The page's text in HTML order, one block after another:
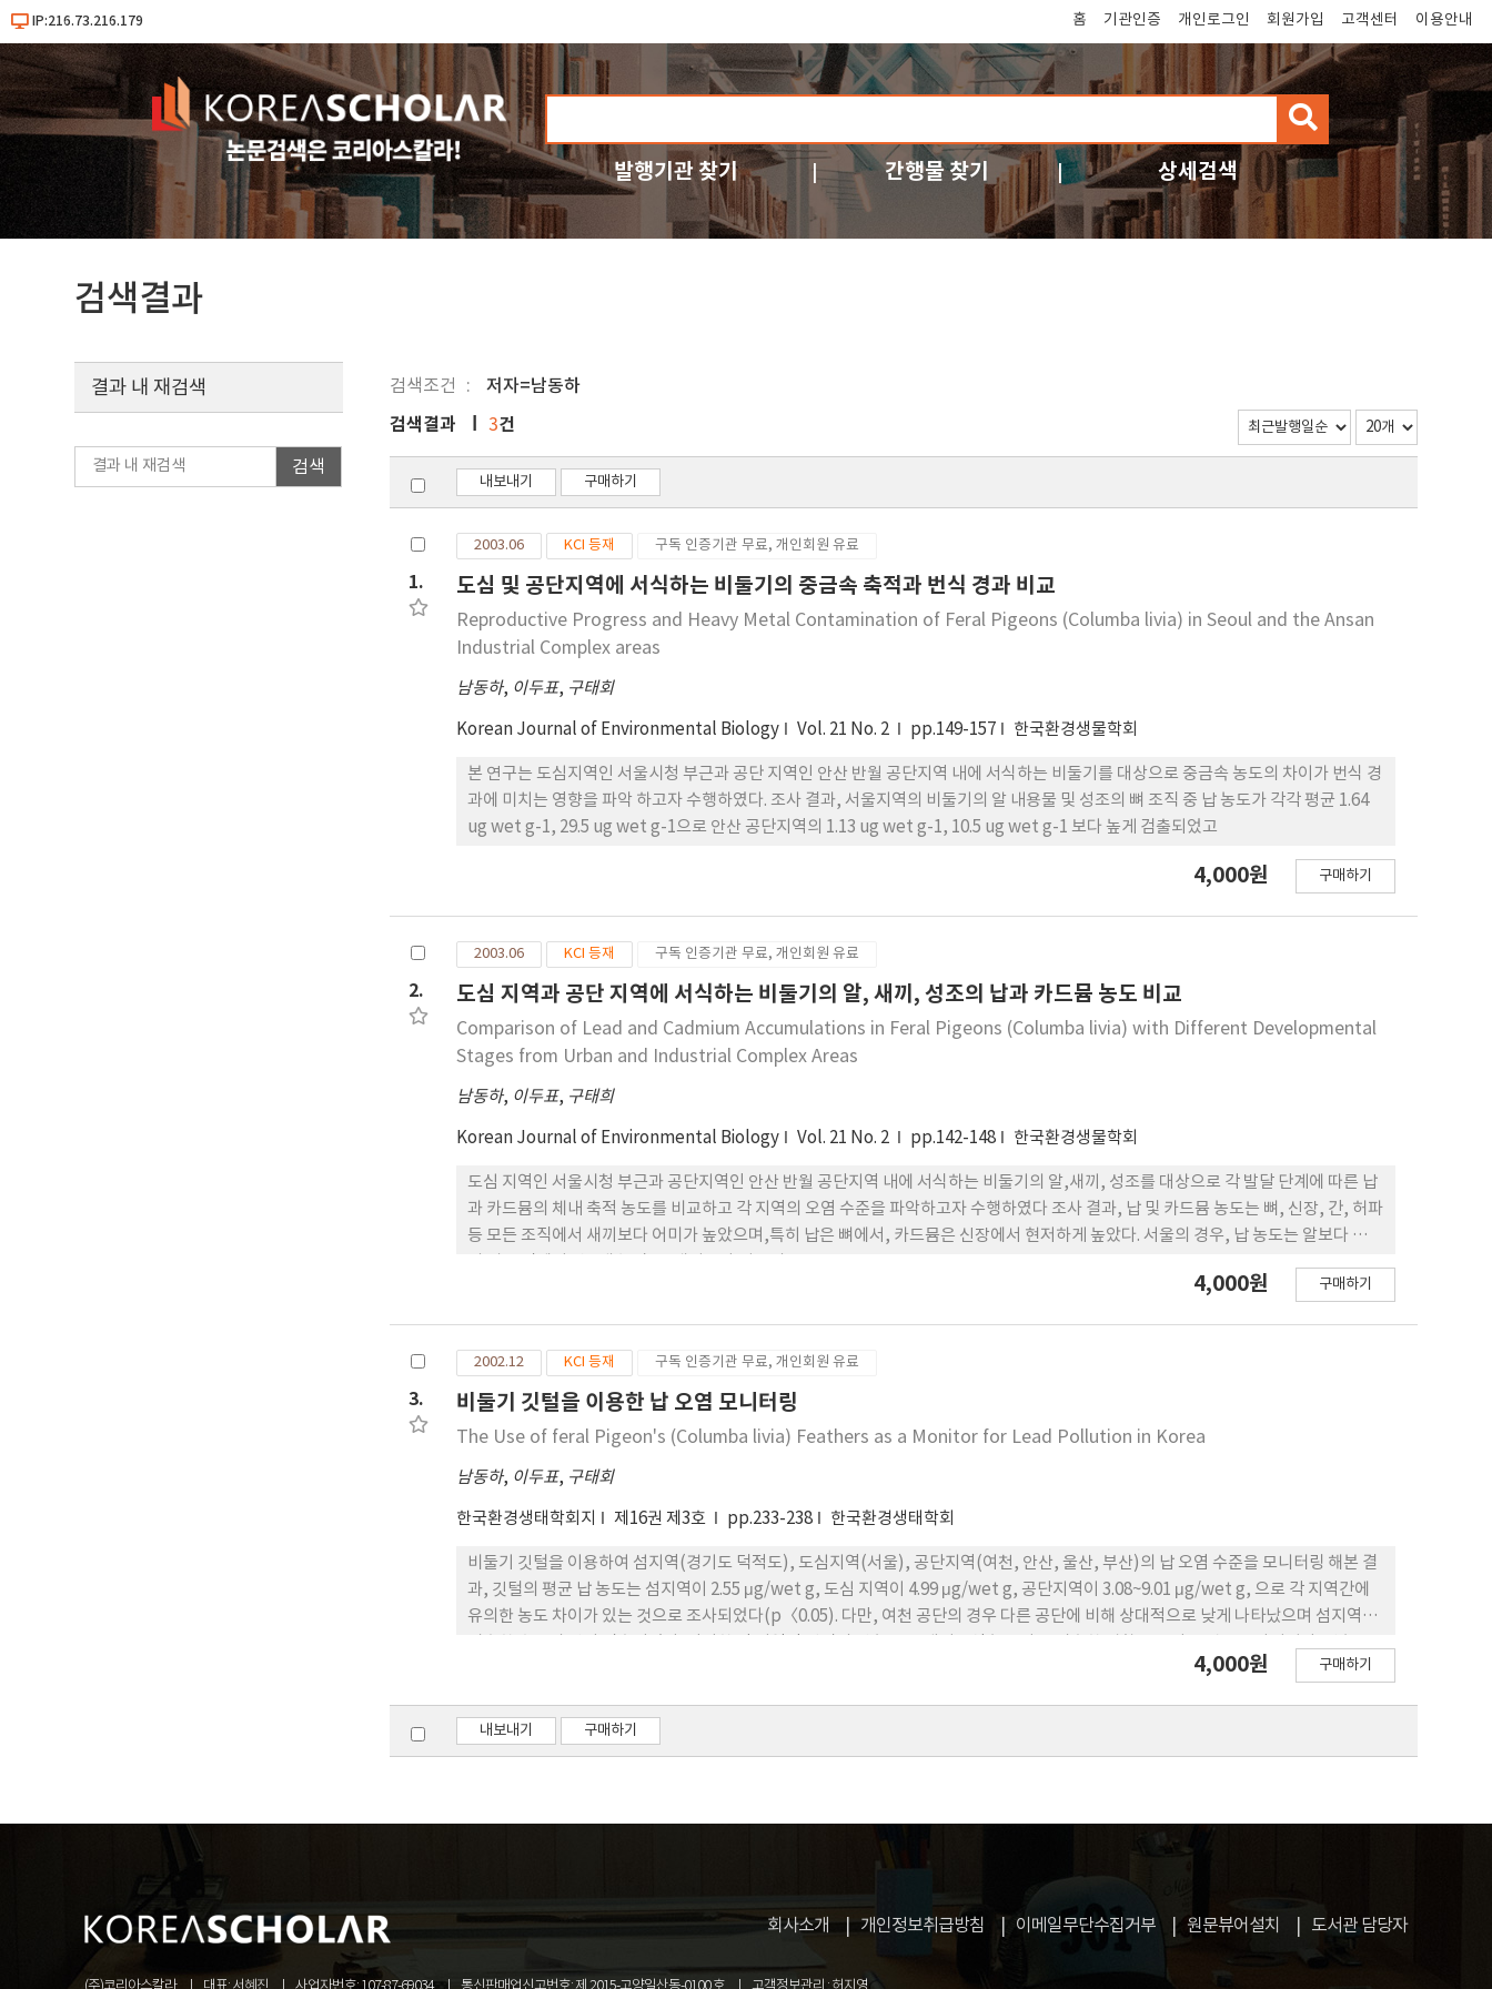
IP:216.73.216.179 홈 기관인증 개인로그인 회원가입 고객센터 이용안내
검
색
발행기관 찾기 간행물 찾기 상세검색
검색결과
검색조건 저자=남동하
결과 내 재검색
검색
검색결과 3건
내보내기 구매하기
1.
2003.06 KCI 등재 구독 인증기관 무료, 개인회원 유료
도심 및 공단지역에 서식하는 비둘기의 중금속 축적과 번식 경과 비교
Reproductive Progress and Heavy Metal Contamination of Feral Pigeons (Columba livia) in Seoul and the Ansan
Industrial Complex areas
남동하, 이두표, 구태회
Korean Journal of Environmental Biology Vol. 21 No. 2 pp.149-157 한국환경생물학회
본 연구는 도심지역인 서울시청 부근과 공단 지역인 안산 반월 공단지역 내에 서식하는 비둘기를 대상으로 중금속 농도의 차이가 번식 경
과에 미치는 영향을 파악 하고자 수행하였다. 조사 결과, 서울지역의 비둘기의 알 내용물 및 성조의 뼈 조직 중 납 농도가 각각 평균 1.64
ug wet g-1, 29.5 ug wet g-1으로 안산 공단지역의 1.13 ug wet g-1, 10.5 ug wet g-1 보다 높게 검출되었고
4,000원 구매하기
2.
2003.06 KCI 등재 구독 인증기관 무료, 개인회원 유료
도심 지역과 공단 지역에 서식하는 비둘기의 알, 새끼, 성조의 납과 카드뮴 농도 비교
Comparison of Lead and Cadmium Accumulations in Feral Pigeons (Columba livia) with Different Developmental
Stages from Urban and Industrial Complex Areas
남동하, 이두표, 구태희
Korean Journal of Environmental Biology Vol. 21 No. 2 pp.142-148 한국환경생물학회
도심 지역인 서울시청 부근과 공단지역인 안산 반월 공단지역 내에 서식하는 비둘기의 알,새끼, 성조를 대상으로 각 발달 단계에 따른 납
과 카드뮴의 체내 축적 농도를 비교하고 각 지역의 오염 수준을 파악하고자 수행하였다 조사 결과, 납 및 카드뮴 농도는 뼈, 신장, 간, 허파
등 모든 조직에서 새끼보다 어미가 높았으며,특히 납은 뼈에서, 카드뮴은 신장에서 현저하게 높았다. 서울의 경우, 납 농도는 알보다 새끼
4,000원 구매하기
3.
2002.12 KCI 등재 구독 인증기관 무료, 개인회원 유료
비둘기 깃털을 이용한 납 오염 모니터링
The Use of feral Pigeon's (Columba livia) Feathers as a Monitor for Lead Pollution in Korea
남동하, 이두표, 구태회
한국환경생태학회지 제16권 제3호 pp.233-238 한국환경생태학회
비둘기 깃털을 이용하여 섬지역(경기도 덕적도), 도심지역(서울), 공단지역(여천, 안산, 울산, 부산)의 납 오염 수준을 모니터링 해본 결
과, 깃털의 평균 납 농도는 섬지역이 2.55 μg/wet g, 도심 지역이 4.99 μg/wet g, 공단지역이 3.08~9.01 μg/wet g, 으로 각 지역간에
유의한 농도 차이가 있는 것으로 조사되었다(p〈0.05). 다만, 여천 공단의 경우 다른 공단에 비해 상대적으로 낮게 나타났으며 섬지역과
가 비교적 낮은 덕적도와 여천 공단의 경우 간과 깃털 조직간에 정의 상관관계가 있는 것으로 밝혀졌지만(p〈0.05) 그외의 지역에서는
도와 여천 공단지역의 깃털 중 납의 대부분은 체내 조직으로부터 깃털로 이행되어진 것으로 판단되지만, 그 외 지역에서는 체내 조직에
서 깃털로 이행된 양보다는 외부로부터 깃털에 부착된 양이 더 크다는 것을 시사한다.
4,000원 구매하기
내보내기 구매하기
회사소개 개인정보취급방침 이메일무단수집거부 원문뷰어설치 도서관 담당자